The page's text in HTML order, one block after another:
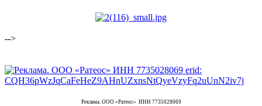
-->
Реклама. ООО «Ратеос» ИНН 7735028069